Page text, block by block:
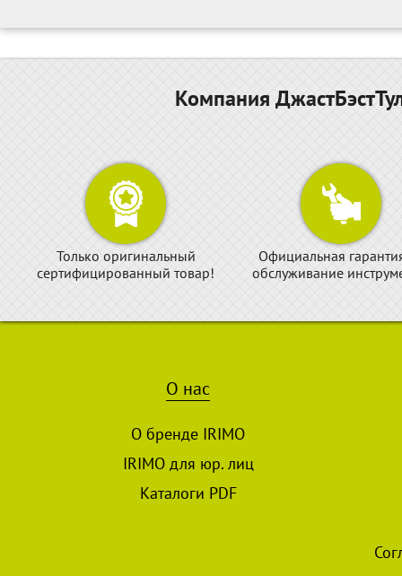
Компания
Только оригинальный
сертифицированный товар!
Официальная
обслуживание
О нас
О бренде IRIMO
IRIMO для юр. лиц
Каталоги PDF